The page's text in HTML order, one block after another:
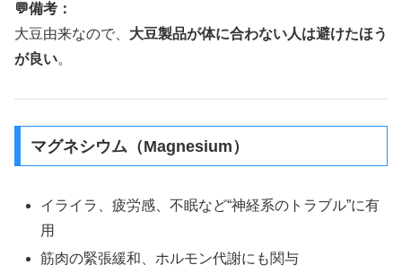
💬備考：
大豆由来なので、 大豆製品が体に合わない人は避けたほう
が良い。
マグネシウム（Magnesium）
イライラ、疲労感、不眠など“神経系のトラブル”に有
用
筋肉の緊張緩和、ホルモン代謝にも関与